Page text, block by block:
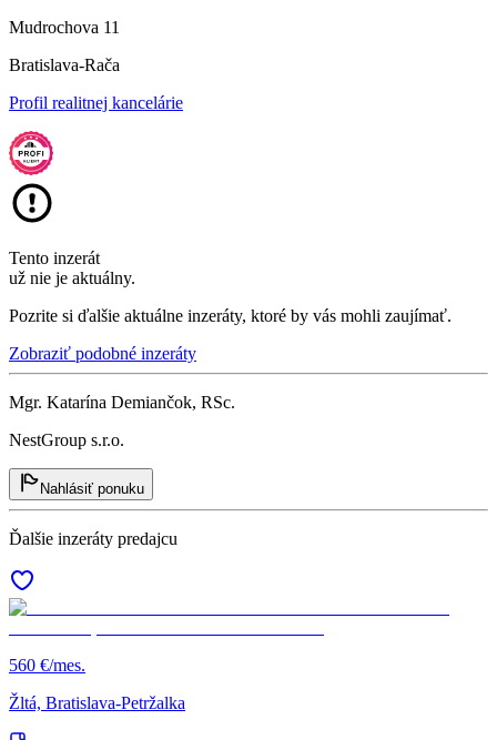
Mudrochova 11
Bratislava-Rača
Profil realitnej kancelárie
Tento inzerát
už nie je aktuálny.
Pozrite si ďalšie aktuálne inzeráty, ktoré by vás mohli zaujímať.
Zobraziť podobné inzeráty
Mgr. Katarína Demiančok, RSc.
NestGroup s.r.o.
Nahlásiť ponuku
Ďalšie inzeráty predajcu
560 €/mes.
Žltá, Bratislava-Petržalka